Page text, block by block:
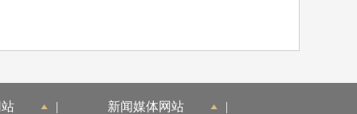
| 新闻媒体网站 |